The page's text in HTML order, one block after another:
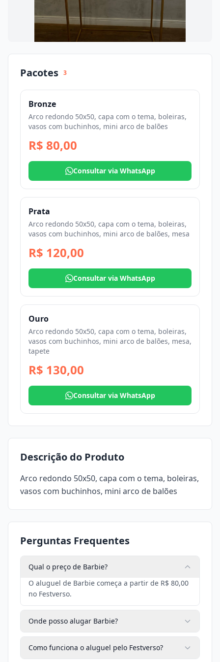
Pacotes 3
Bronze
Arco redondo 50x50, capa com o tema, boleiras,
vasos com buchinhos, mini arco de balões
R$ 80,00
Consultar via WhatsApp
Prata
Arco redondo 50x50, capa com o tema, boleiras,
vasos com buchinhos, mini arco de balões, mesa
R$ 120,00
Consultar via WhatsApp
Ouro
Arco redondo 50x50, capa com o tema, boleiras,
vasos com buchinhos, mini arco de balões, mesa,
tapete
R$ 130,00
Consultar via WhatsApp
Descrição do Produto
Arco redondo 50x50, capa com o tema, boleiras,
vasos com buchinhos, mini arco de balões
Perguntas Frequentes
Qual o preço de Barbie?
O aluguel de Barbie começa a partir de R$ 80,00
no Festverso.
Onde posso alugar Barbie?
Como funciona o aluguel pelo Festverso?